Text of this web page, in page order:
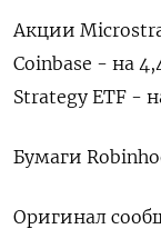
Акции
Coinbase - на
Strategy ETF -
Бумаги
Оригинал